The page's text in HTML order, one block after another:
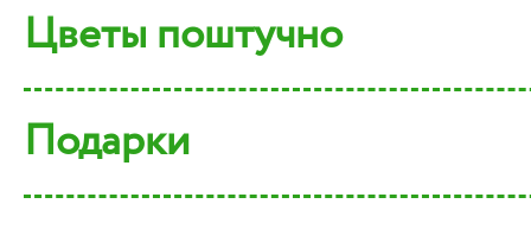
Цветы поштучно
Подарки